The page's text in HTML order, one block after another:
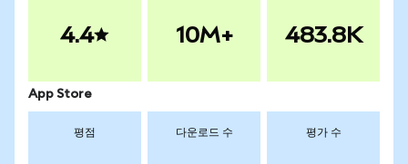
4.4 10M+ 483.8K
App Store
평점 다운로드 수 평가 수